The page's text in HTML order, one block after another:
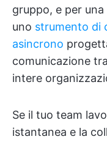
gruppo, e per
uno strumento di
asincrono
comunicazione
intere
Se il tuo team
istantanea e la